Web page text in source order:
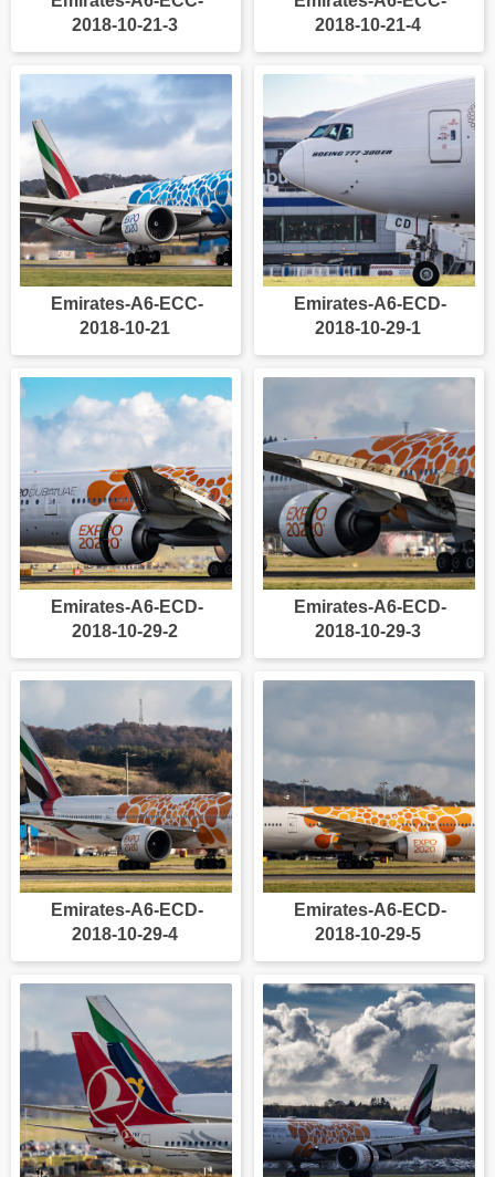
2018-10-21-3
2018-10-21-4
Emirates-A6-ECC-
2018-10-21
Emirates-A6-ECD-
2018-10-29-1
Emirates-A6-ECD-
2018-10-29-2
Emirates-A6-ECD-
2018-10-29-3
Emirates-A6-ECD-
2018-10-29-4
Emirates-A6-ECD-
2018-10-29-5